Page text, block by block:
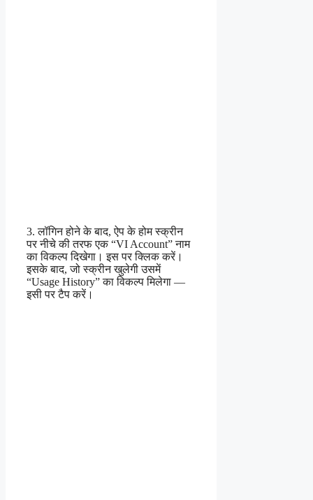
3. लॉगिन होने के बाद, ऐप के होम स्क्रीन
पर नीचे की तरफ एक “VI Account” नाम
का विकल्प दिखेगा। इस पर क्लिक करें।
इसके बाद, जो स्क्रीन खुलेगी उसमें
“Usage History” का विकल्प मिलेगा —
इसी पर टैप करें।